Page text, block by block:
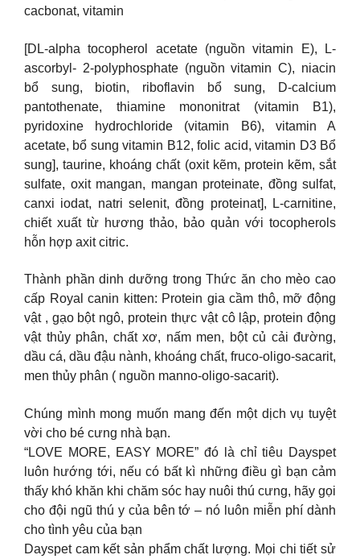
cacbonat, vitamin
[DL-alpha tocopherol acetate (nguồn vitamin E), L-
ascorbyl- 2-polyphosphate (nguồn vitamin C), niacin
bổ sung, biotin, riboflavin bổ sung, D-calcium
pantothenate, thiamine mononitrat (vitamin B1),
pyridoxine hydrochloride (vitamin B6), vitamin A
acetate, bổ sung vitamin B12, folic acid, vitamin D3 Bổ
sung], taurine, khoáng chất (oxit kẽm, protein kẽm, sắt
sulfate, oxit mangan, mangan proteinate, đồng sulfat,
canxi iodat, natri selenit, đồng proteinat], L-carnitine,
chiết xuất từ ​​hương thảo, bảo quản với tocopherols
hỗn hợp axit citric.
Thành phần dinh dưỡng trong Thức ăn cho mèo cao
cấp Royal canin kitten: Protein gia cầm thô, mỡ động
vật , gạo bột ngô, protein thực vật cô lập, protein động
vật thủy phân, chất xơ, nấm men, bột củ cải đường,
dầu cá, dầu đậu nành, khoáng chất, fruco-oligo-sacarit,
men thủy phân ( nguồn manno-oligo-sacarit).
Chúng mình mong muốn mang đến một dịch vụ tuyệt
vời cho bé cưng nhà bạn.
“LOVE MORE, EASY MORE” đó là chỉ tiêu Dayspet
luôn hướng tới, nếu có bất kì những điều gì bạn cảm
thấy khó khăn khi chăm sóc hay nuôi thú cưng, hãy gọi
cho đội ngũ thú y của bên tớ – nó luôn miễn phí dành
cho tình yêu của bạn
Dayspet cam kết sản phẩm chất lượng. Mọi chi tiết sử